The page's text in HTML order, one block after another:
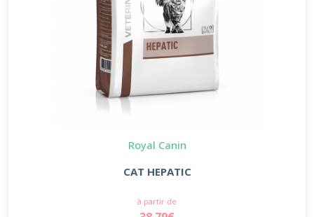
Royal Canin
CAT HEPATIC
à partir de